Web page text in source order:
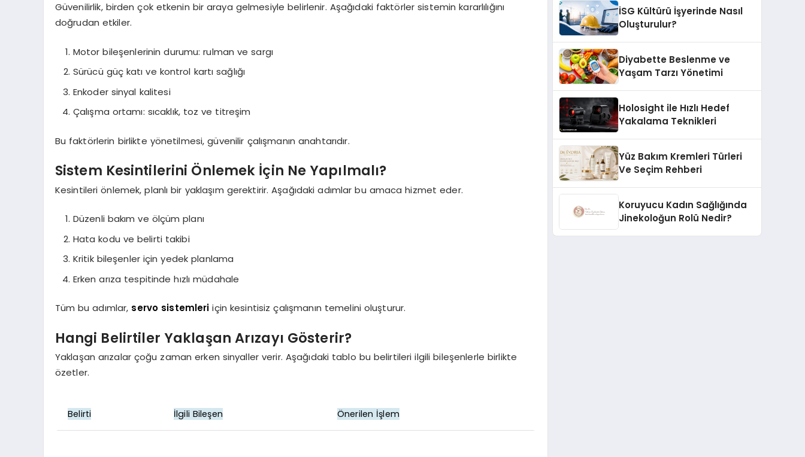
Güvenilirlik, birden çok etkenin bir araya gelmesiyle belirlenir. Aşağıdaki faktörler sistemin kararlılığını
doğrudan etkiler.
Motor bileşenlerinin durumu: rulman ve sargı
Sürücü güç katı ve kontrol kartı sağlığı
Enkoder sinyal kalitesi
Çalışma ortamı: sıcaklık, toz ve titreşim
Bu faktörlerin birlikte yönetilmesi, güvenilir çalışmanın anahtarıdır.
Sistem Kesintilerini Önlemek İçin Ne Yapılmalı?
Kesintileri önlemek, planlı bir yaklaşım gerektirir. Aşağıdaki adımlar bu amaca hizmet eder.
Düzenli bakım ve ölçüm planı
Hata kodu ve belirti takibi
Kritik bileşenler için yedek planlama
Erken arıza tespitinde hızlı müdahale
Tüm bu adımlar, servo sistemleri için kesintisiz çalışmanın temelini oluşturur.
Hangi Belirtiler Yaklaşan Arızayı Gösterir?
Yaklaşan arızalar çoğu zaman erken sinyaller verir. Aşağıdaki tablo bu belirtileri ilgili bileşenlerle birlikte
özetler.
Belirti İlgili Bileşen Önerilen İşlem
İSG Kültürü İşyerinde Nasıl
Oluşturulur?
Diyabette Beslenme ve
Yaşam Tarzı Yönetimi
Holosight ile Hızlı Hedef
Yakalama Teknikleri
Yüz Bakım Kremleri Türleri
Ve Seçim Rehberi
Koruyucu Kadın Sağlığında
Jinekoloğun Rolü Nedir?